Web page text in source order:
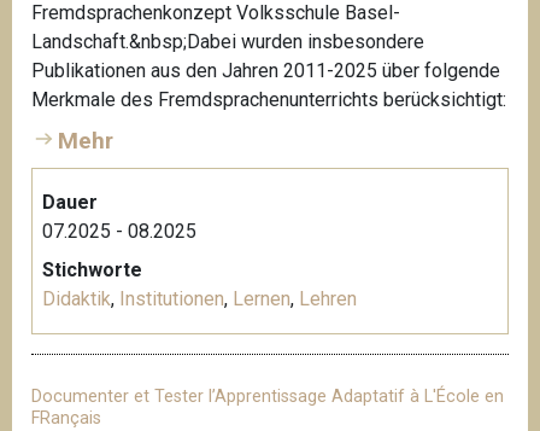
Fremdsprachenkonzept Volksschule Basel-
Landschaft.&nbsp;Dabei wurden insbesondere
Publikationen aus den Jahren 2011-2025 über folgende
Merkmale des Fremdsprachenunterrichts berücksichtigt:
Mehr
Dauer
07.2025 - 08.2025
Stichworte
Didaktik, Institutionen, Lernen, Lehren
Documenter et Tester l’Apprentissage Adaptatif à L'École en
FRançais